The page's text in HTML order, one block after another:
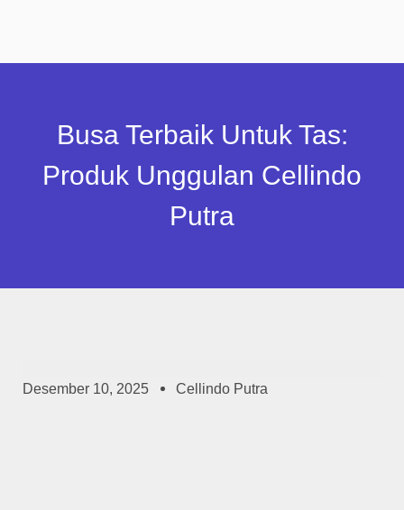
Busa Terbaik Untuk Tas:
Produk Unggulan Cellindo
Putra
Desember 10, 2025 Cellindo Putra